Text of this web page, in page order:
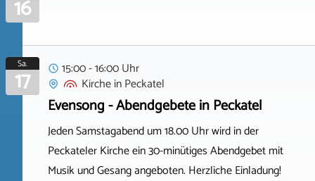
16
Sa.
17
15:00 - 16:00 Uhr
KircheinPeckatel
Evensong - Abendgebete in Peckatel
Jeden Samstagabend um 18.00 Uhr wird in der
Peckateler Kirche ein 30-minütiges Abendgebet mit
Musik und Gesang angeboten. Herzliche Einladung!